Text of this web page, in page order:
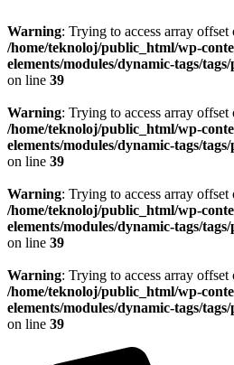
Warning: Trying to access array
/home/teknoloj/public_html/wp-
elements/modules/dynamic-tags/
on line 39
Warning: Trying to access array
/home/teknoloj/public_html/wp-
elements/modules/dynamic-tags/
on line 39
Warning: Trying to access array
/home/teknoloj/public_html/wp-
elements/modules/dynamic-tags/
on line 39
Warning: Trying to access array
/home/teknoloj/public_html/wp-
elements/modules/dynamic-tags/
on line 39